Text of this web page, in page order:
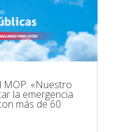
MOP: «Nuestro
la emergencia
más de 60